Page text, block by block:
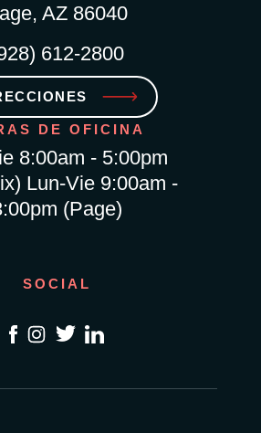
AZ 86040
612-2800
DE OFICINA
8:00am - 5:00pm
Lun-Vie 9:00am -
(Page)
SOCIAL